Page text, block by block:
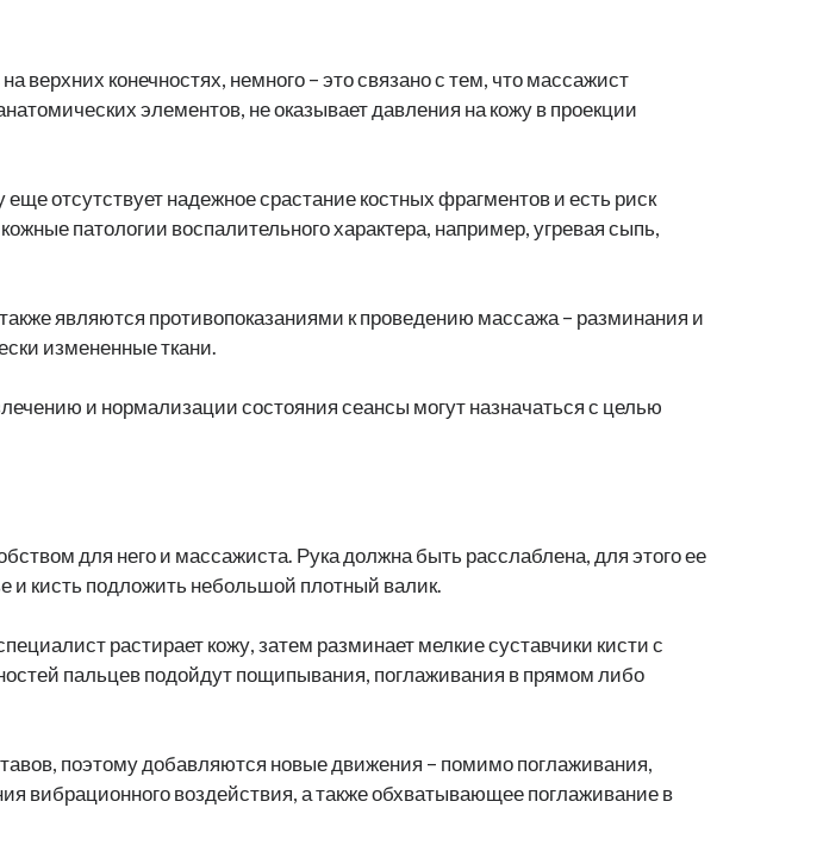
верхних конечностях, немного – это связано с тем, что массажист
элементов, не оказывает давления на кожу в проекции
отсутствует надежное срастание костных фрагментов и есть риск
патологии воспалительного характера, например, угревая сыпь,
являются противопоказаниями к проведению массажа – разминания и
измененные ткани.
и нормализации состояния сеансы могут назначаться с целью
для него и массажиста. Рука должна быть расслаблена, для этого ее
и кисть подложить небольшой плотный валик.
растирает кожу, затем разминает мелкие суставчики кисти с
пальцев подойдут пощипывания, поглаживания в прямом либо
поэтому добавляются новые движения – помимо поглаживания,
вибрационного воздействия, а также обхватывающее поглаживание в